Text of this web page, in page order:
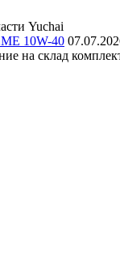
Yuchai
10W-40
на склад